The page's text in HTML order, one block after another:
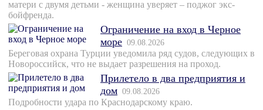
матери с двумя детьми - женщина уверяет – поджог экс-
бойфренда.
Ограничение на вход в Черное
море 09.08.2026
Береговая охрана Турции уведомила ряд судов, следующих в
Новороссийск, что не выдает разрешения на проход.
Прилетело в два предприятия и
дом 09.08.2026
Подробности удара по Краснодарскому краю.